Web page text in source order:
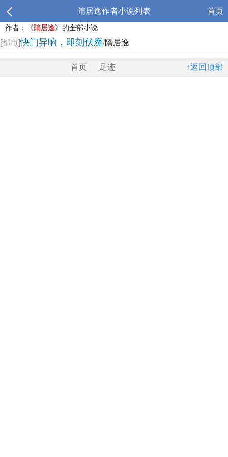
隋居逸作者小说列表 首页
作者：《隋居逸》的全部小说
[都市]快门异响，即刻伏魔/隋居逸
↑返回顶部
首页 足迹